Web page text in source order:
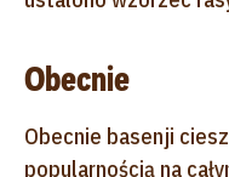
Obecnie
Obecnie basenji
popularnością na